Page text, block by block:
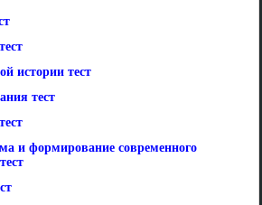
истории тест
тест
и формирование современного